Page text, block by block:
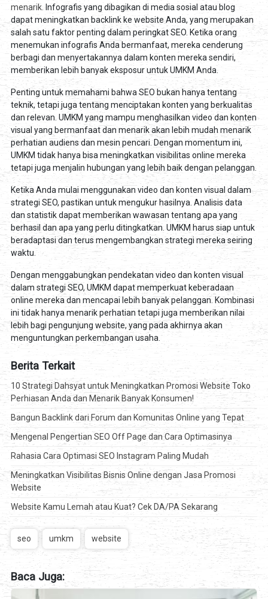
menarik. Infografis yang dibagikan di media sosial atau blog
dapat meningkatkan backlink ke website Anda, yang merupakan
salah satu faktor penting dalam peringkat SEO. Ketika orang
menemukan infografis Anda bermanfaat, mereka cenderung
berbagi dan menyertakannya dalam konten mereka sendiri,
memberikan lebih banyak eksposur untuk UMKM Anda.
Penting untuk memahami bahwa SEO bukan hanya tentang
teknik, tetapi juga tentang menciptakan konten yang berkualitas
dan relevan. UMKM yang mampu menghasilkan video dan konten
visual yang bermanfaat dan menarik akan lebih mudah menarik
perhatian audiens dan mesin pencari. Dengan momentum ini,
UMKM tidak hanya bisa meningkatkan visibilitas online mereka
tetapi juga menjalin hubungan yang lebih baik dengan pelanggan.
Ketika Anda mulai menggunakan video dan konten visual dalam
strategi SEO, pastikan untuk mengukur hasilnya. Analisis data
dan statistik dapat memberikan wawasan tentang apa yang
berhasil dan apa yang perlu ditingkatkan. UMKM harus siap untuk
beradaptasi dan terus mengembangkan strategi mereka seiring
waktu.
Dengan menggabungkan pendekatan video dan konten visual
dalam strategi SEO, UMKM dapat memperkuat keberadaan
online mereka dan mencapai lebih banyak pelanggan. Kombinasi
ini tidak hanya menarik perhatian tetapi juga memberikan nilai
lebih bagi pengunjung website, yang pada akhirnya akan
menguntungkan perkembangan usaha.
Berita Terkait
10 Strategi Dahsyat untuk Meningkatkan Promosi Website Toko
Perhiasan Anda dan Menarik Banyak Konsumen!
Bangun Backlink dari Forum dan Komunitas Online yang Tepat
Mengenal Pengertian SEO Off Page dan Cara Optimasinya
Rahasia Cara Optimasi SEO Instagram Paling Mudah
Meningkatkan Visibilitas Bisnis Online dengan Jasa Promosi
Website
Website Kamu Lemah atau Kuat? Cek DA/PA Sekarang
seo umkm website
Baca Juga: